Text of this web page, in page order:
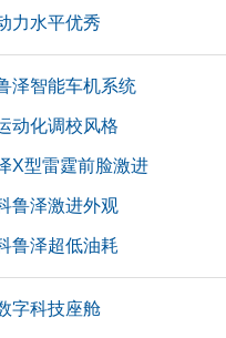
力水平优秀
泽智能车机系统
动化调校风格
X型雷霆前脸激进
鲁泽激进外观
鲁泽超低油耗
字科技座舱